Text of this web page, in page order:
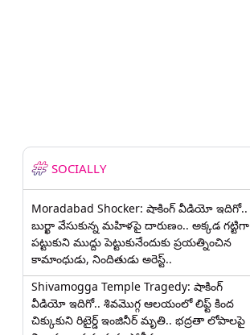
SOCIALLY
Moradabad Shocker: షాకింగ్ వీడియో ఇదిగో..
బుర్ఖా వేసుకున్న మహిళపై దారుణం.. అక్కడ గట్టిగా
పట్టుకుని ముద్దు పెట్టుకునేందుకు ప్రయత్నించిన
కామాంధుడు, నిందితుడు అరెస్ట్..
Shivamogga Temple Tragedy: షాకింగ్
వీడియో ఇదిగో.. శివమొగ్గ ఆలయంలో లిఫ్ట్ కింద
చిక్కుకుని రిటైర్డ్ ఇంజినీర్ మృతి.. భద్రతా లోపాలపై